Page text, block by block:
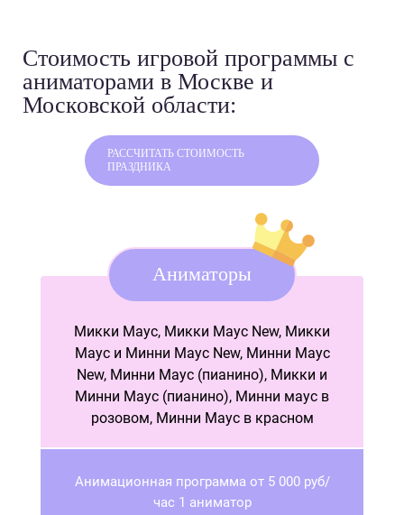
Стоимость игровой программы с
аниматорами в Москве и
Московской области:
РАССЧИТАТЬ СТОИМОСТЬ
ПРАЗДНИКА
Аниматоры
Микки Маус, Микки Маус New, Микки
Маус и Минни Маус New, Минни Маус
New, Минни Маус (пианино), Микки и
Минни Маус (пианино), Минни маус в
розовом, Минни Маус в красном
Анимационная программа от 5 000 руб/
час 1 аниматор